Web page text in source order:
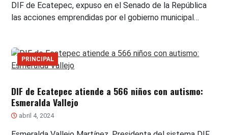
DIF de Ecatepec, expuso en el Senado de la República
las acciones emprendidas por el gobierno municipal…
PRINCIPAL
DIF de Ecatepec atiende a 566 niños con autismo:
Esmeralda Vallejo
abril 4, 2024